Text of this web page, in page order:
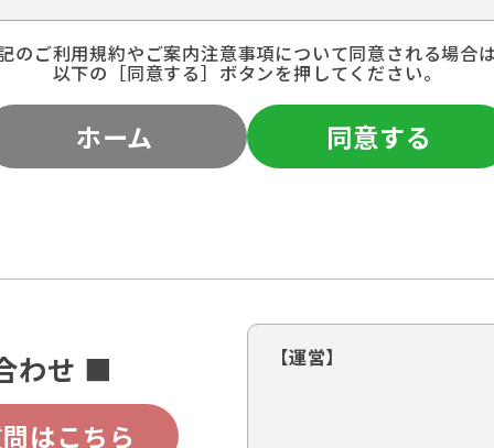
のご利用規約やご案内注意事項について同意される場合
以下の［同意する］ボタンを押してください。
ホーム 同意する
わせ ■
はこちら
【運営】